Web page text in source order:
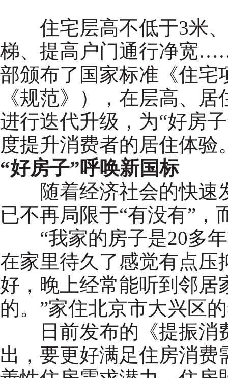
住宅层高不低于3米、
梯、提高户门通行净宽
部颁布了国家标准《住宅
《规范》），在层高、
进行迭代升级，为“好房
度提升消费者的居住体验
“好房子”呼唤新国标
随着经济社会的快速
已不再局限于“有没有”，
“我家的房子是20多年
在家里待久了感觉有点压
好，晚上经常能听到邻居
的。”家住北京市大兴区
日前发布的《提振消
出，要更好满足住房消